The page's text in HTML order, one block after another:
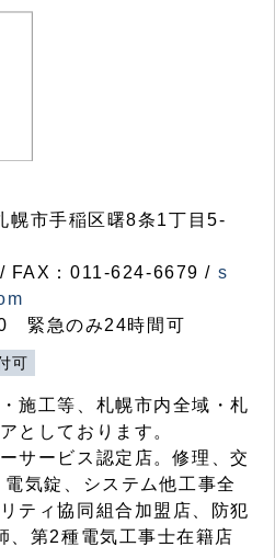
市手稲区曙8条1丁目5-
FAX：011-624-6679 / s
緊急のみ24時間可
可
施工等、札幌市内全域・札
としております。
サービス認定店。修理、交
気錠、システム他工事全
ティ協同組合加盟店、防犯
、第2種電気工事士在籍店